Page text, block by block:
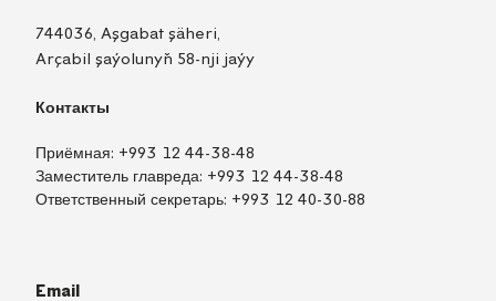
744036, Aşgabat şäheri,
Arçabil şaýolunyň 58-nji jaýy
Контакты
Приёмная: +993 12 44-38-48
Заместитель главреда: +993 12 44-38-48
Ответственный секретарь: +993 12 40-30-88
Email